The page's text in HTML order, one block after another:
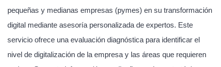
pequeñas y medianas empresas (pymes) en su transformación
digital mediante asesoría personalizada de expertos. Este
servicio ofrece una evaluación diagnóstica para identificar el
nivel de digitalización de la empresa y las áreas que requieren